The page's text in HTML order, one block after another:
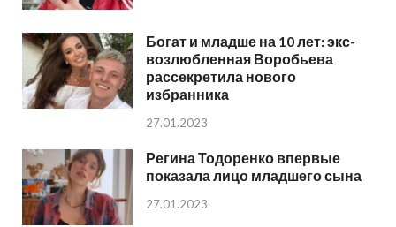
Богат и младше на 10 лет: экс-
возлюбленная Воробьева
рассекретила нового
избранника
27.01.2023
Регина Тодоренко впервые
показала лицо младшего сына
27.01.2023